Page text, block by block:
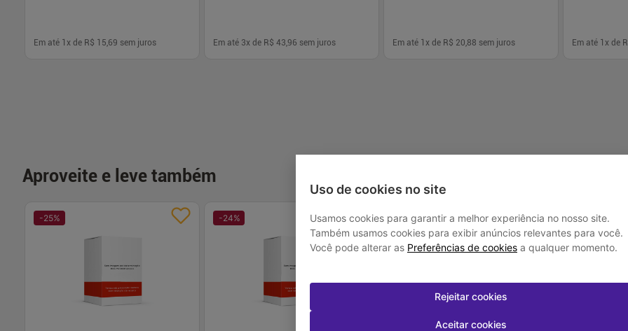
Uso de cookies no site
Usamos cookies para garantir a melhor experiência no nosso site.
Também usamos cookies para exibir anúncios relevantes para você.
Você pode alterar as Preferências de cookies a qualquer momento.
Rejeitar cookies
Aceitar cookies
Em até 1 x de R$ 15,69 sem juros Em até 3x de R$ 43,96 sem juros Em até 1 x de R$ 20,88 sem juros Em até 1 x de
Aproveite e leve também
-25% -24% -58% -22 %